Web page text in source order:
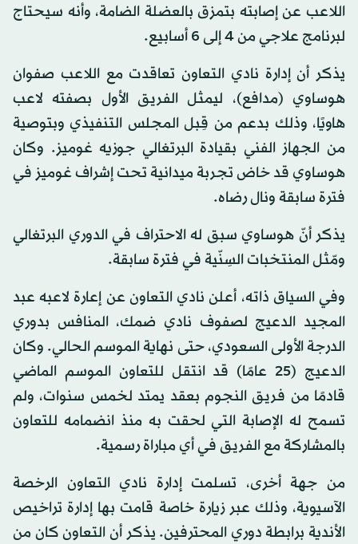
اللاعب عن إصابته بتمزق بالعضلة الضامة، وأنه سيحتاج
لبرنامج علاجي من 4 إلى 6 أسابيع.
يذكر أن إدارة نادي التعاون تعاقدت مع اللاعب صفوان
هوساوي (مدافع)، ليمثل الفريق الأول بصفته لاعب
هاويًا، وذلك بدعم من قِبل المجلس التنفيذي وبتوصية
من الجهاز الفني بقيادة البرتغالي جوزيه غوميز. وكان
هوساوي قد خاض تجربة ميدانية تحت إشراف غوميز في
فترة سابقة ونال رضاه.
يذكر أنّ هوساوي سبق له الاحتراف في الدوري البرتغالي
ومّثل المنتخبات السِنّية في فترة سابقة.
وفي السياق ذاته، أعلن نادي التعاون عن إعارة لاعبه عبد
المجيد الدعيج لصفوف نادي ضمك، المنافس بدوري
الدرجة الأولى السعودي، حتى نهاية الموسم الحالي. وكان
الدعيج (25 عامًا) قد انتقل للتعاون الموسم الماضي
قادمًا من فريق النجوم بعقد يمتد لخمس سنوات، ولم
تسمح له الإصابة التي لحقت به منذ انضمامه للتعاون
بالمشاركة مع الفريق في أي مباراة رسمية.
من جهة أخرى، تسلمت إدارة نادي التعاون الرخصة
الآسيوية، وذلك عبر زيارة خاصة قامت بها إدارة تراخيص
الأندية برابطة دوري المحترفين. يذكر أن التعاون كان من